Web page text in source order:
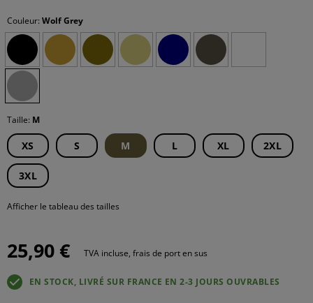
Couleur: Wolf Grey
Taille: M
XS S M L XL 2XL
3XL
Afficher le tableau des tailles
25,90 € TVA incluse, frais de port en sus
EN STOCK, LIVRÉ SUR FRANCE EN 2-3 JOURS OUVRABLES